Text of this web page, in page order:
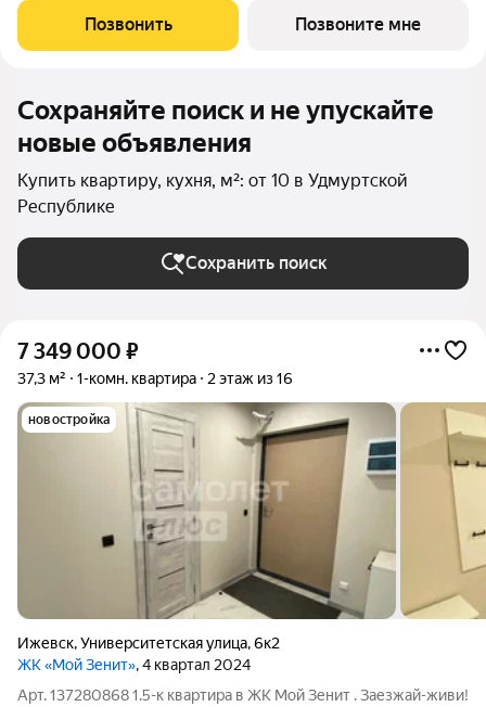
транспортная развязка позволит за 7 минут добраться до
Центральной площади, сходить в Цирк или
Позвонить Позвоните мне
Сохраняйте поиск и не упускайте
новые объявления
Купить квартиру, кухня, м²: от 10 в Удмуртской
Республике
Сохранить поиск
7 349 000 ₽
37,3 м² 1-комн. квартира 2 этаж из 16
новостройка
Ижевск,Университетская улица,6к2
ЖК «Мой Зенит», 4 квартал 2024
Арт. 137280868 1.5-к квартира в ЖК Мой Зенит . Заезжай-живи!